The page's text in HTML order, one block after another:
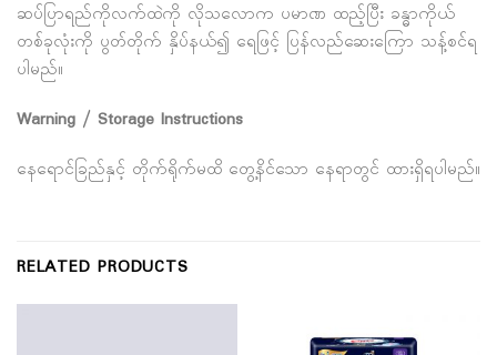
ဆပ်ပြာရည်ကိုလက်ထဲကို လိုသလောက ပမာဏ ထည့်ပြီး ခန္ဓာကိုယ်
တစ်ခုလုံးကို ပွတ်တိုက် နှိပ်နယ်၍ ရေဖြင့် ပြန်လည်ဆေးကြော သန့်စင်ရ
ပါမည်။
Warning / Storage Instructions
နေရောင်ခြည်နှင့် တိုက်ရိုက်မထိ တွေ့နိင်သော နေရာတွင် ထားရှိရပါမည်။
RELATED PRODUCTS